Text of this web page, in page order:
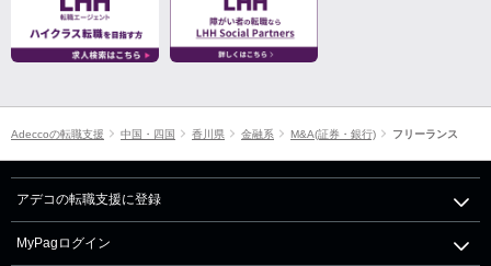
Adeccoの転職支援 中国・四国 香川県 金融系 M&A(証券・銀行) フリーランス
アデコの転職支援に登録
MyPagログイン